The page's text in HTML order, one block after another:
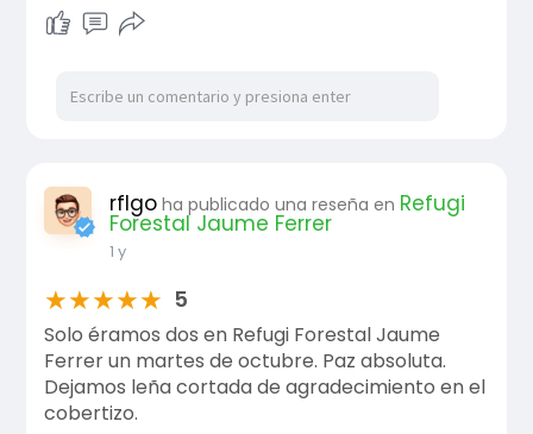
rflgo ha publicado una reseña en Refugi
Forestal Jaume Ferrer
1 y
★★★★★ 5
Solo éramos dos en Refugi Forestal Jaume
Ferrer un martes de octubre. Paz absoluta.
Dejamos leña cortada de agradecimiento en el
cobertizo.